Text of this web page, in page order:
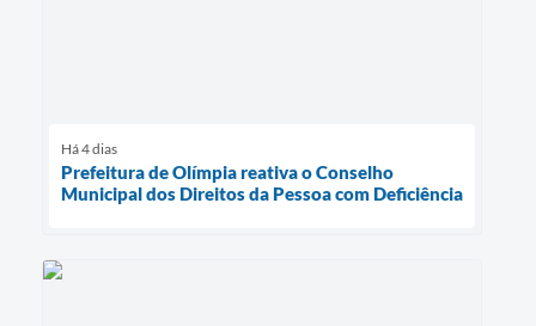
Há 4 dias
Prefeitura de Olímpia reativa o Conselho
Municipal dos Direitos da Pessoa com Deficiência